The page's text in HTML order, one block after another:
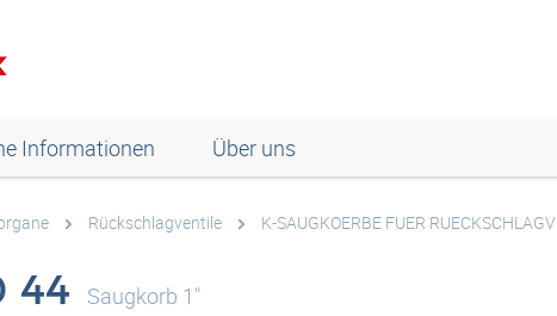
Informationen Über uns
Rückschlagventile K-SAUGKOERBE FUER RUECKSCHLAGV
44 Saugkorb 1"